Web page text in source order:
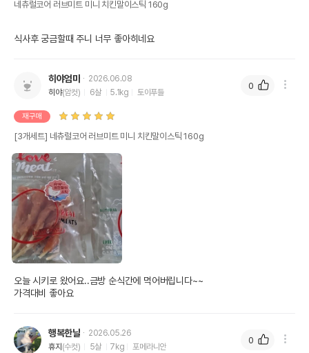
네츄럴코어 러브미트 미니 치킨말이스틱 160g
식사후 궁금할때 주니 너무 좋아히네요
히야엄마
2026.06.08
히야(암컷) 6살 5.1kg 토이푸들
재구매
[3개세트] 네츄럴코어 러브미트 미니 치킨말이스틱 160g
오늘 시키로 왔어요..금방 순식간에 먹어버립니다~~
가격대비 좋아요
0
행복한날
2026.05.26
휴지 (수컷) 5살 7kg 포메라니안
0